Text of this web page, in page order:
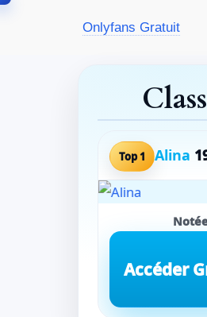
Onlyfans Gratuit
Top 1 Alina
Accéder